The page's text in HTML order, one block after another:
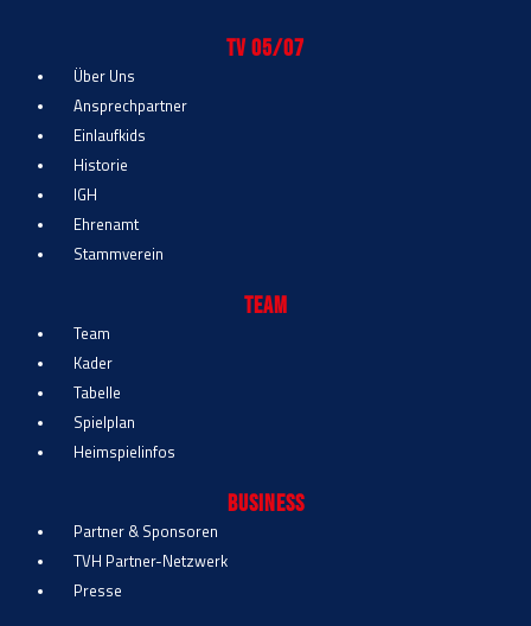
TV 05/07
Über Uns
Ansprechpartner
Einlaufkids
Historie
IGH
Ehrenamt
Stammverein
Team
Team
Kader
Tabelle
Spielplan
Heimspielinfos
Business
Partner & Sponsoren
TVH Partner-Netzwerk
Presse